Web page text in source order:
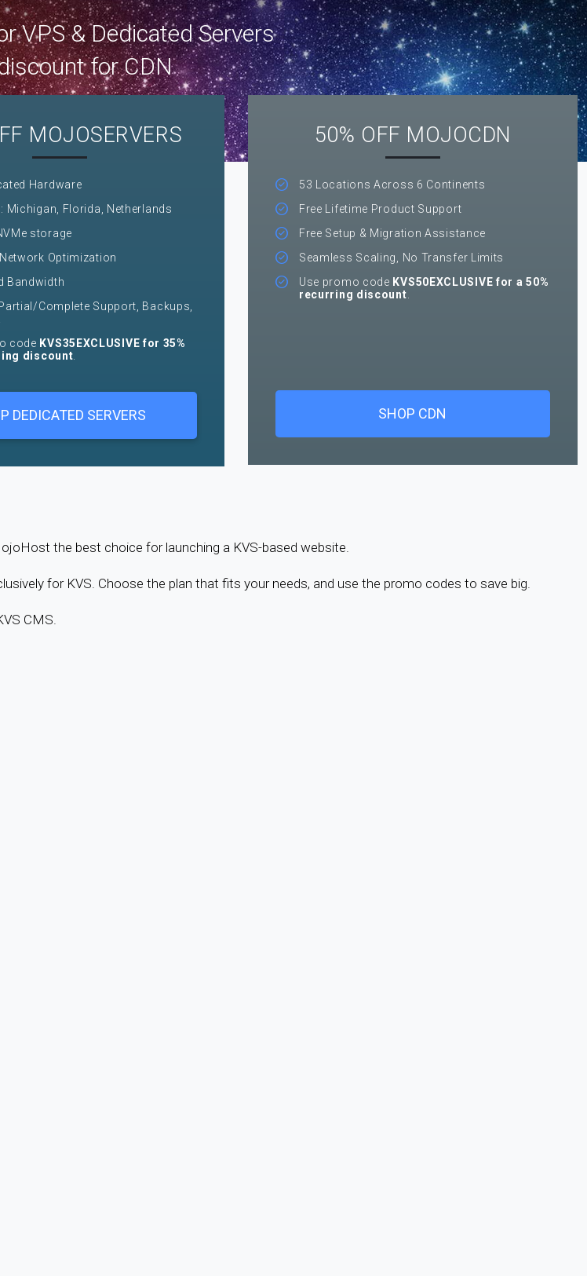
VPS & Dedicated Servers
for CDN
MOJOSERVERS
Hardware
Michigan, Florida, Netherlands
storage
Optimization
Bandwidth
Complete Support, Backups,
code KVS35EXCLUSIVE for 35%
discount
DEDICATED SERVERS
50% OFF MOJOCDN
53 Locations Across 6 Continents
Free Lifetime Product Support
Free Setup & Migration Assistance
Seamless Scaling, No Transfer Limits
Use promo code KVS50EXCLUSIVE for a 50%
recurring discount
SHOP CDN
the best choice for launching a KVS-based website.
for KVS. Choose the plan that fits your needs, and use the promo codes to save big.
CMS.